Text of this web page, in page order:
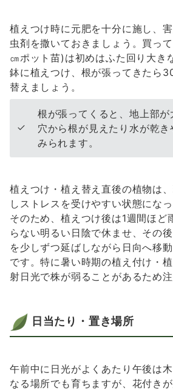
植えつけ時に元肥を十分に施し、
虫剤を撒いておきましょう。買っ
㎝ポット苗)は初めはふた回り大き
鉢に植えつけ、根が張ってきたら
替えましょう。
根が張ってくると、地上部
穴から根が見えたり水が乾
みられます。
植えつけ・植え替え直後の植物は
しストレスを受けやすい状態になっ
そのため、植えつけ後は1週間ほど
らない明るい日陰で休ませ、その
を少しずつ延ばしながら日向へ移
です。特に暑い時期の植え付け・
射日光で株が弱ることがあるため注
日当たり・置き場所
午前中に日光がよくあたり午後は
なる場所でも育ちますが、花付き